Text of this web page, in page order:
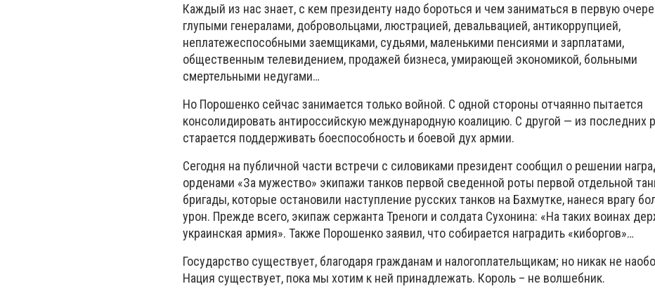
Каждый из нас знает, с кем президенту надо бороться и чем заниматься в первую
глупыми генералами, добровольцами, люстрацией, девальвацией, антикоррупцией,
неплатежеспособными заемщиками, судьями, маленькими пенсиями и зарплатами,
общественным телевидением, продажей бизнеса, умирающей экономикой, больными
смертельными недугами…
Но Порошенко сейчас занимается только войной. С одной стороны отчаянно пытается
консолидировать антироссийскую международную коалицию. С другой — из последних
старается поддерживать боеспособность и боевой дух армии.
Сегодня на публичной части встречи с силовиками президент сообщил о решении
орденами «За мужество» экипажи танков первой сведенной роты первой отдельной
бригады, которые остановили наступление русских танков на Бахмутке, нанеся врагу
урон. Прежде всего, экипаж сержанта Треноги и солдата Сухонина: «На таких воинах
украинская армия». Также Порошенко заявил, что собирается наградить «киборгов»…
Государство существует, благодаря гражданам и налогоплательщикам; но никак не
Нация существует, пока мы хотим к ней принадлежать. Король – не волшебник.